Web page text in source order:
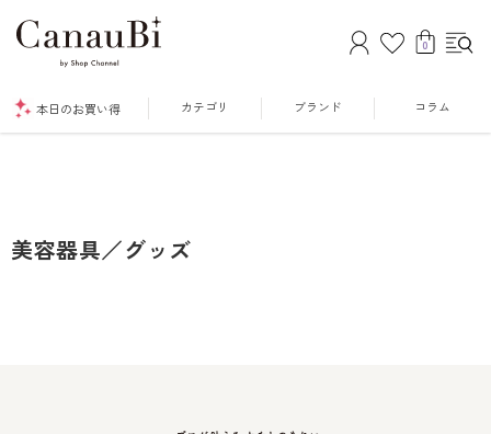
0
本日のお買い得 カテゴリ ブランド コラム
美容器具／グッズ